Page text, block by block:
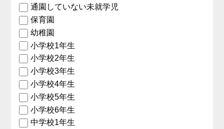
通園していない未就学児
保育園
幼稚園
小学校1年生
小学校2年生
小学校3年生
小学校4年生
小学校5年生
小学校6年生
中学校1年生